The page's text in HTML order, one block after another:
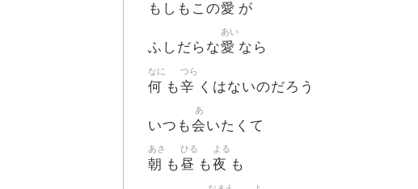
もしもこの愛 が
ふしだらな愛
あい
なら
何
なに
も辛
つら
くはないのだろう
いつも会
あ
いたくて
朝
あさ
も 昼
ひる
も夜
よる
も